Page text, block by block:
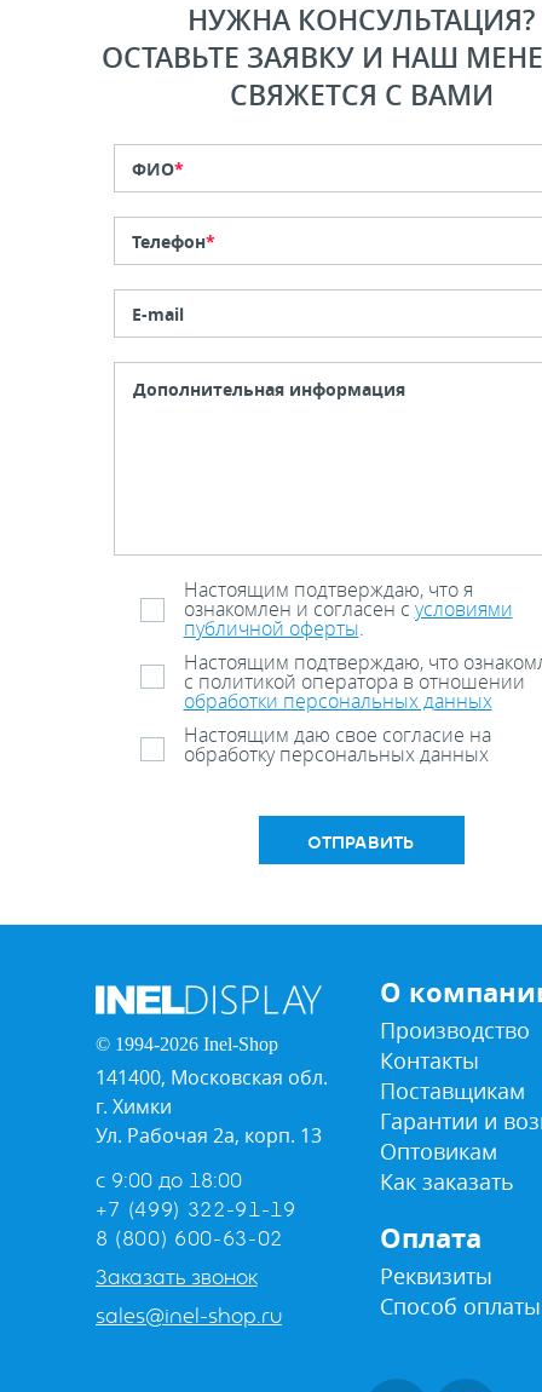
НУЖНА КОНСУЛЬТАЦИЯ?
ОСТАВЬТЕ ЗАЯВКУ И НАШ
СВЯЖЕТСЯ С ВАМИ
ФИО*
Телефон*
E-mail
Настоящим подтверждаю, что я
ознакомлен и согласен с условиями
публичной оферты.
Настоящим подтверждаю, что
с политикой оператора в отношении
обработки персональных данных
Настоящим даю свое согласие на
обработку персональных данных
ОТПРАВИТЬ
© 1994-2026 Inel-Shop
141400, Московская обл.
г. Химки
Ул. Рабочая 2а, корп. 13
с 9:00 до 18:00
+7 (499) 322-91-19
8 (800) 600-63-02
Заказать звонок
sales@inel-shop.ru
О
Производство
Контакты
Поставщикам
Гарантии и
Оптовикам
Как заказать
Оплата
Реквизиты
Способ оплаты